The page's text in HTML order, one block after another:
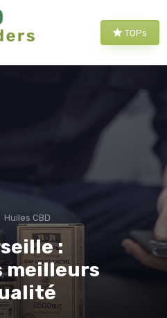
TOPs
Huiles CBD
:
meilleurs